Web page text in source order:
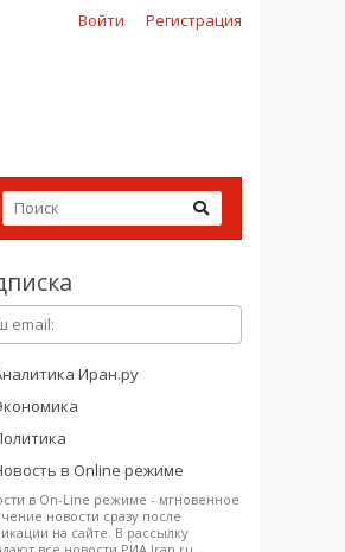
Войти Регистрация
Иран.ру
в Online режиме
в On-Line режиме - мгновенное
новости сразу после
на сайте. В рассылку